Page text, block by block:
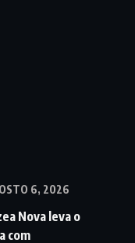
6, 2026
Nova leva o
com